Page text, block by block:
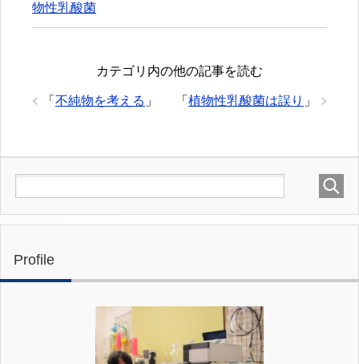
物性乳酸菌
カテゴリ内の他の記事を読む
「 植物性乳酸菌は誤り 」
「 不純物を考える 」
Profile